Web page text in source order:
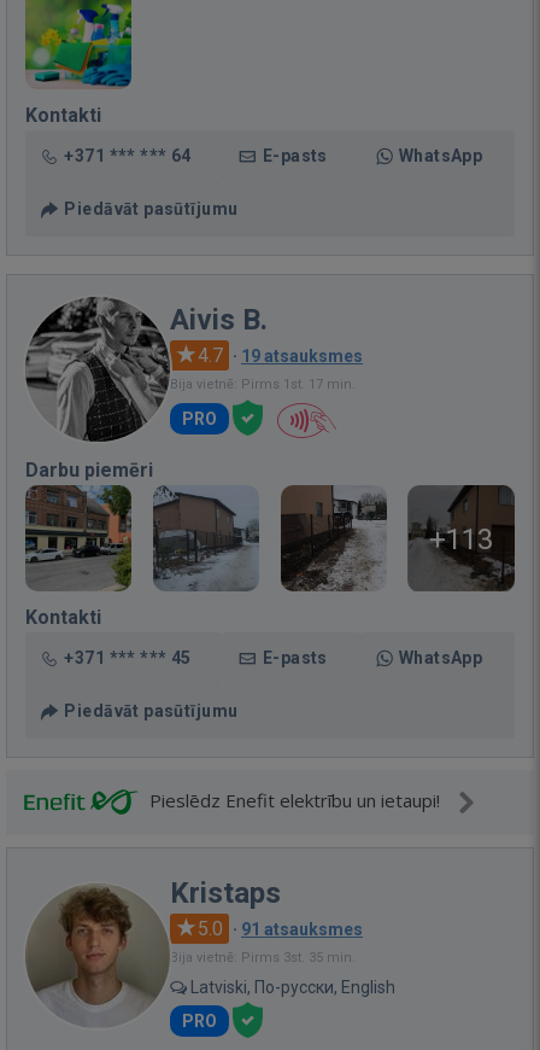
Kontakti
+371 *** *** 64 E-pasts WhatsApp
Piedāvāt pasūtījumu
Aivis B.
4.7 · 19 atsauksmes
Bija vietnē: Pirms 1st. 17 min.
PRO
Darbu piemēri
+113
Kontakti
+371 *** *** 45 E-pasts WhatsApp
Piedāvāt pasūtījumu
Pieslēdz Enefit elektrību un ietaupi!
Kristaps
5.0 · 91 atsauksmes
Bija vietnē: Pirms 3st. 35 min.
Latviski, По-русски, English
PRO